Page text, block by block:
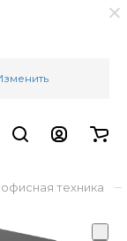
техника –